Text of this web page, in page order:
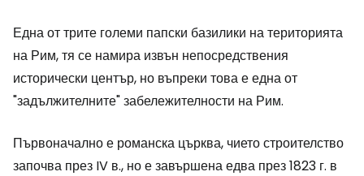
Една от трите големи папски базилики на територията
на Рим, тя се намира извън непосредствения
исторически център, но въпреки това е една от
"задължителните" забележителности на Рим.
Първоначално е романска църква, чието строителство
започва през IV в., но е завършена едва през 1823 г. в